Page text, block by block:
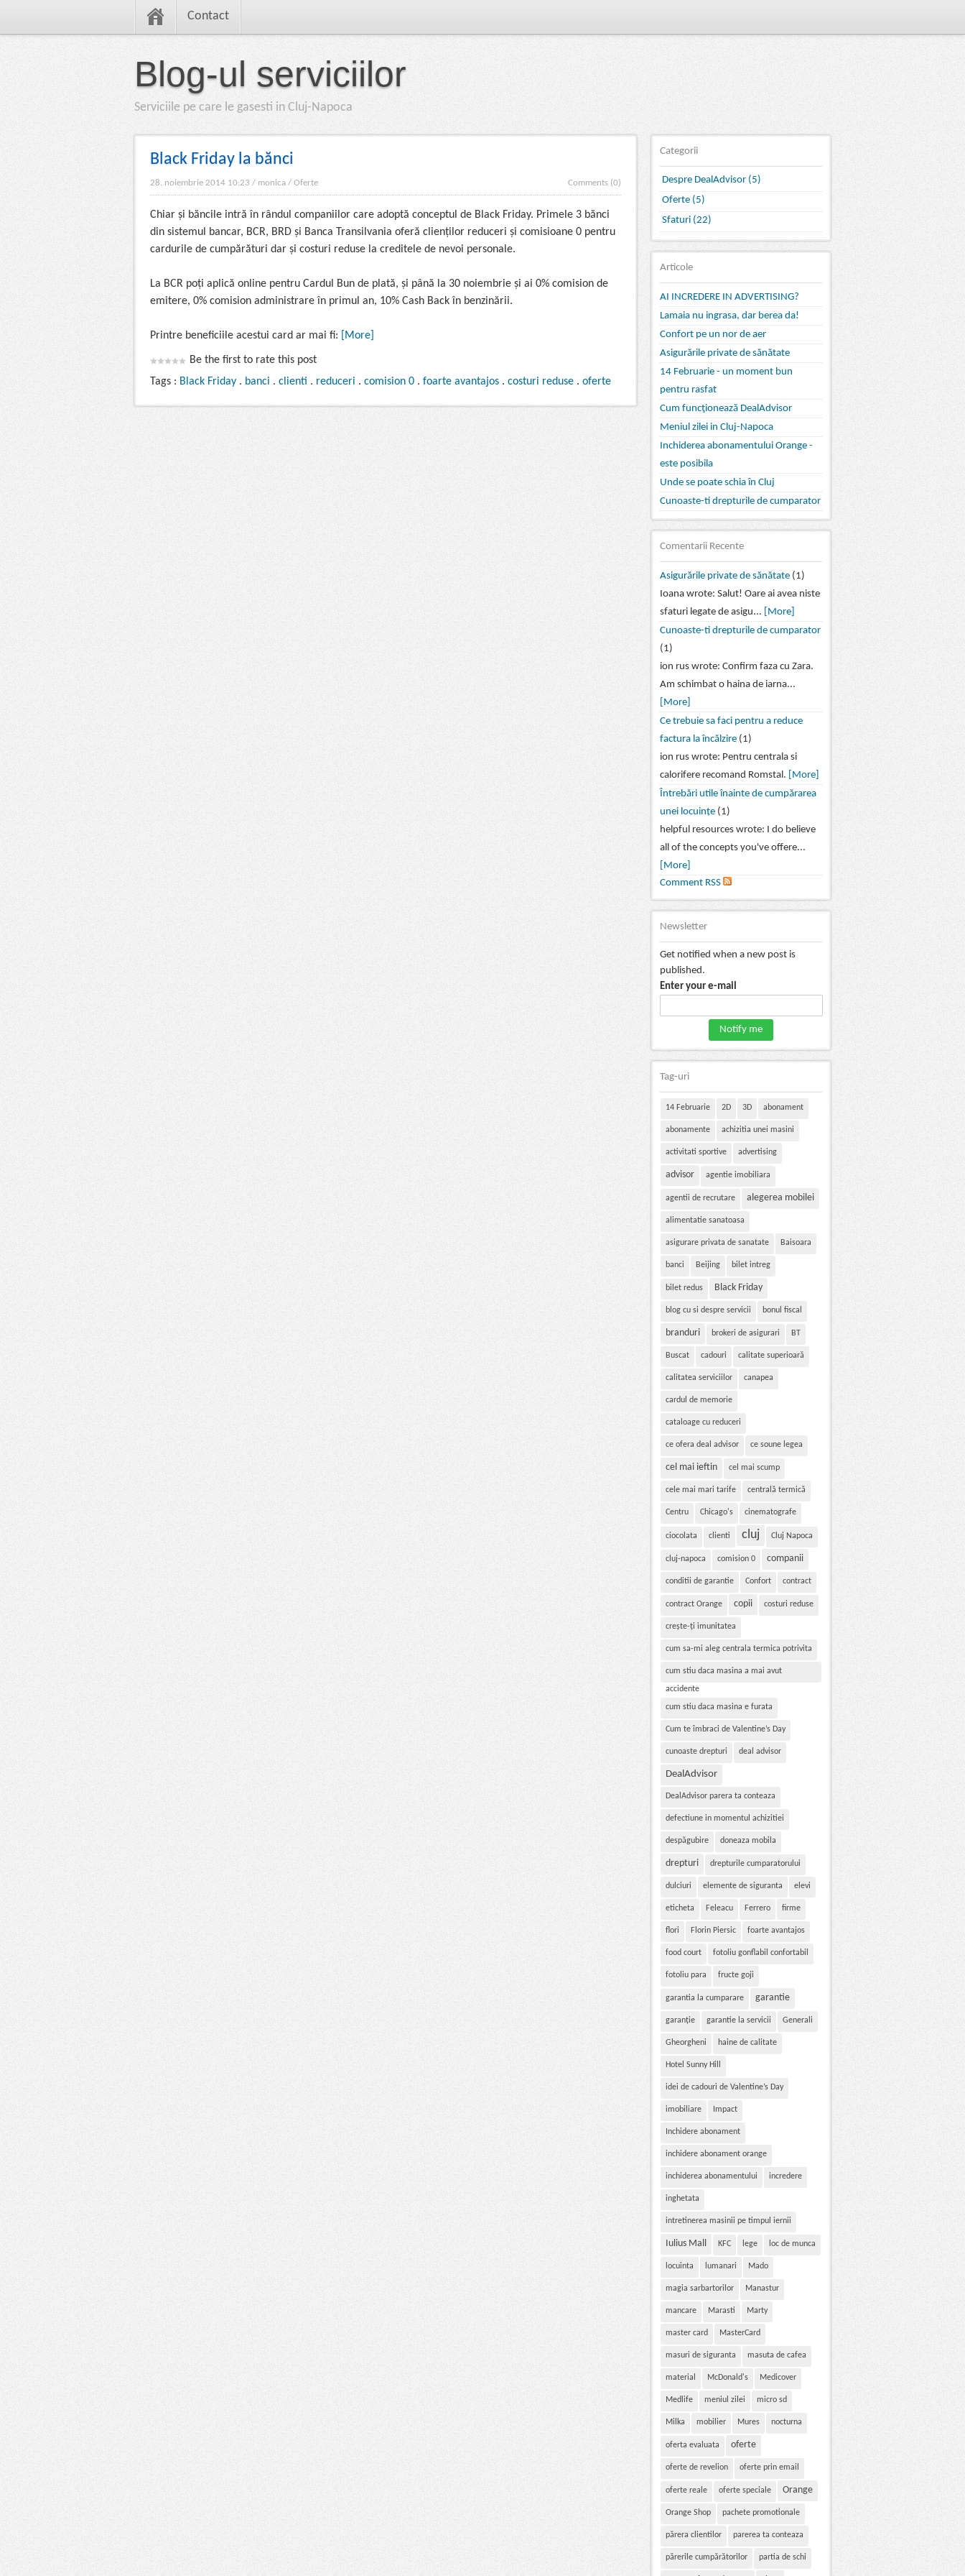
Contact
Blog-ul serviciilor
Serviciile pe care le gasesti in Cluj-Napoca
Black Friday la bănci
28. noiembrie 2014 10:23 / monica / Oferte Comments (0)
Chiar și băncile intră în rândul companiilor care adoptă conceptul de Black Friday. Primele 3 bănci
din sistemul bancar, BCR, BRD și Banca Transilvania oferă clienților reduceri și comisioane 0 pentru
cardurile de cumpărături dar și costuri reduse la creditele de nevoi personale.
La BCR poți aplică online pentru Cardul Bun de plată, și până la 30 noiembrie și ai 0% comision de
emitere, 0% comision administrare în primul an, 10% Cash Back în benzinării.
Printre beneficiile acestui card ar mai fi: [More]
Be the first to rate this post
Tags : Black Friday . banci . clienti . reduceri . comision 0 . foarte avantajos . costuri reduse . oferte
Categorii
Despre DealAdvisor (5)
Oferte (5)
Sfaturi (22)
Articole
AI INCREDERE IN ADVERTISING?
Lamaia nu ingrasa, dar berea da!
Confort pe un nor de aer
Asigurările private de sănătate
14 Februarie - un moment bun
pentru rasfat
Cum funcţionează DealAdvisor
Meniul zilei in Cluj-Napoca
Inchiderea abonamentului Orange -
este posibila
Unde se poate schia în Cluj
Cunoaste-ti drepturile de cumparator
Comentarii Recente
Asigurările private de sănătate (1)
Ioana wrote: Salut! Oare ai avea niste
sfaturi legate de asigu...
[More]
Cunoaste-ti drepturile de cumparator
(1)
ion rus wrote: Confirm faza cu Zara.
Am schimbat o haina de iarna...
[More]
Ce trebuie sa faci pentru a reduce
factura la încălzire (1)
ion rus wrote: Pentru centrala si
calorifere recomand Romstal.
[More]
Întrebări utile înainte de cumpărarea
unei locuințe (1)
helpful resources wrote: I do believe
all of the concepts you've offere...
[More]
Comment RSS
Newsletter
Get notified when a new post is
published.
Enter your e-mail
Tag-uri
14 Februarie 2D 3D abonament
abonamente achizitia unei masini
activitati sportive advertising
advisor agentie imobiliara
agentii de recrutare alegerea mobilei
alimentatie sanatoasa
asigurare privata de sanatate Baisoara
banci Beijing bilet intreg
bilet redus Black Friday
blog cu si despre servicii bonul fiscal
branduri brokeri de asigurari BT
Buscat cadouri calitate superioară
calitatea serviciilor canapea
cardul de memorie
cataloage cu reduceri
ce ofera deal advisor ce soune legea
cel mai ieftin cel mai scump
cele mai mari tarife centrală termică
Centru Chicago's cinematografe
ciocolata clienti cluj Cluj Napoca
cluj-napoca comision 0 companii
conditii de garantie Confort contract
contract Orange copii costuri reduse
crește-ți imunitatea
cum sa-mi aleg centrala termica potrivita
cum stiu daca masina a mai avut
accidente
cum stiu daca masina e furata
Cum te îmbraci de Valentine’s Day
cunoaste drepturi deal advisor
DealAdvisor
DealAdvisor parera ta conteaza
defectiune in momentul achizitiei
despăgubire doneaza mobila
drepturi drepturile cumparatorului
dulciuri elemente de siguranta elevi
eticheta Feleacu Ferrero firme
flori Florin Piersic foarte avantajos
food court fotoliu gonflabil confortabil
fotoliu para fructe goji
garantia la cumparare garantie
garanție garantie la servicii Generali
Gheorgheni haine de calitate
Hotel Sunny Hill
idei de cadouri de Valentine’s Day
imobiliare Impact
Inchidere abonament
inchidere abonament orange
inchiderea abonamentului incredere
inghetata
intretinerea masinii pe timpul iernii
Iulius Mall KFC lege loc de munca
locuinta lumanari Mado
magia sarbartorilor Manastur
mancare Marasti Marty
master card MasterCard
masuri de siguranta masuta de cafea
material McDonald's Medicover
Medlife meniul zilei micro sd
Milka mobilier Mures nocturna
oferta evaluata oferte
oferte de revelion oferte prin email
oferte reale oferte speciale Orange
Orange Shop pachete promotionale
părera clientilor parerea ta conteaza
părerile cumpărătorilor partia de schi